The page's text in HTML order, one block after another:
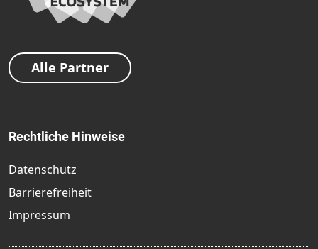
Alle Partner
Rechtliche Hinweise
Datenschutz
Barrierefreiheit
Impressum